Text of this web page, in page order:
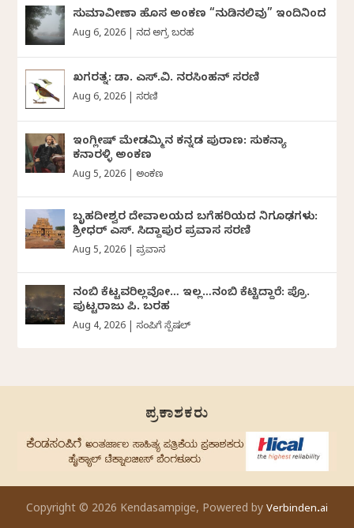
ಸುಮಾವೀಣಾ ಹೊಸ ಅಂಕಣ “ನುಡಿನಲಿವು” ಇಂದಿನಿಂದ
Aug 6, 2026 ದಿನದ ಅಗ್ರ ಬರಹ
ಖಗರತ್ನ: ಡಾ. ಎಸ್.ವಿ. ನರಸಿಂಹನ್‌‌ ಸರಣಿ
Aug 6, 2026 ಸರಣಿ
ಇಂಗ್ಲೀಷ್ ಮೇಡಮ್ಮಿನ ಕನ್ನಡ ಪುರಾಣ: ಸುಕನ್ಯಾ
ಕನಾರಳ್ಳಿ ಅಂಕಣ
Aug 5, 2026 ಅಂಕಣ
ಬೃಹದೀಶ್ವರ ದೇವಾಲಯದ ಬಗೆಹರಿಯದ ನಿಗೂಢಗಳು:
ಶ್ರೀಧರ್‌ ಎಸ್.‌ ಸಿದ್ದಾಪುರ ಪ್ರವಾಸ ಸರಣಿ
Aug 5, 2026 ಪ್ರವಾಸ
ನಂಬಿ ಕೆಟ್ಟವರಿಲ್ಲವೋ… ಇಲ್ಲ…ನಂಬಿ ಕೆಟ್ಟಿದ್ದಾರೆ: ಪ್ರೊ.
ಪುಟ್ಟರಾಜು ಪಿ. ಬರಹ
Aug 4, 2026 ಸಂಪಿಗೆ ಸ್ಪೆಷಲ್
ಪ್ರಕಾಶಕರು
Copyright © 2026 Kendasampige, Powered by Verbinden.ai